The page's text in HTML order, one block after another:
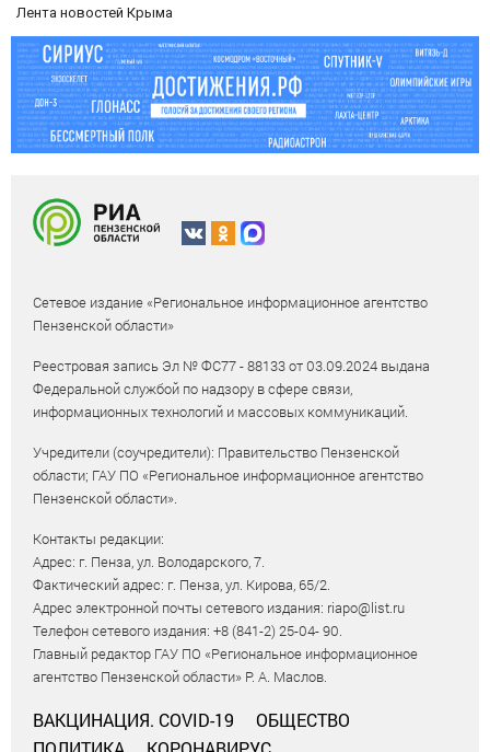
Лента новостей Крыма
Сетевое издание «Региональное информационное агентство
Пензенской области»
Реестровая запись Эл № ФС77 - 88133 от 03.09.2024 выдана
Федеральной службой по надзору в сфере связи,
информационных технологий и массовых коммуникаций.
Учредители (соучредители): Правительство Пензенской
области; ГАУ ПО «Региональное информационное агентство
Пензенской области».
Контакты редакции:
Адрес: г. Пенза, ул. Володарского, 7.
Фактический адрес: г. Пенза, ул. Кирова, 65/2.
Адрес электронной почты сетевого издания: riapo@list.ru
Телефон сетевого издания: +8 (841-2) 25-04- 90.
Главный редактор ГАУ ПО «Региональное информационное
агентство Пензенской области» Р. А. Маслов.
ВАКЦИНАЦИЯ. COVID-19
ОБЩЕСТВО